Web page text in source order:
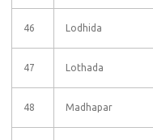
46 Lodhida
47 Lothada
48 Madhapar